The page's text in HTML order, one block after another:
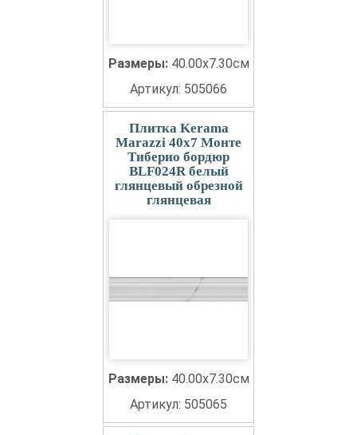
Размеры: 40.00x7.30см
Артикул: 505066
Плитка Kerama
Marazzi 40x7 Монте
Тиберио бордюр
BLF024R белый
глянцевый обрезной
глянцевая
Размеры: 40.00x7.30см
Артикул: 505065